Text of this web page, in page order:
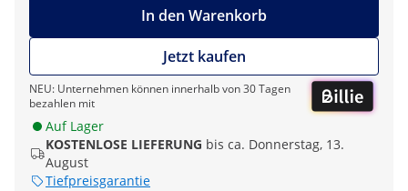
In den Warenkorb
Jetzt kaufen
NEU: Unternehmen können innerhalb von 30 Tagen
bezahlen mit
Auf Lager
KOSTENLOSE LIEFERUNG bis ca. Donnerstag, 13.
August
Tiefpreisgarantie